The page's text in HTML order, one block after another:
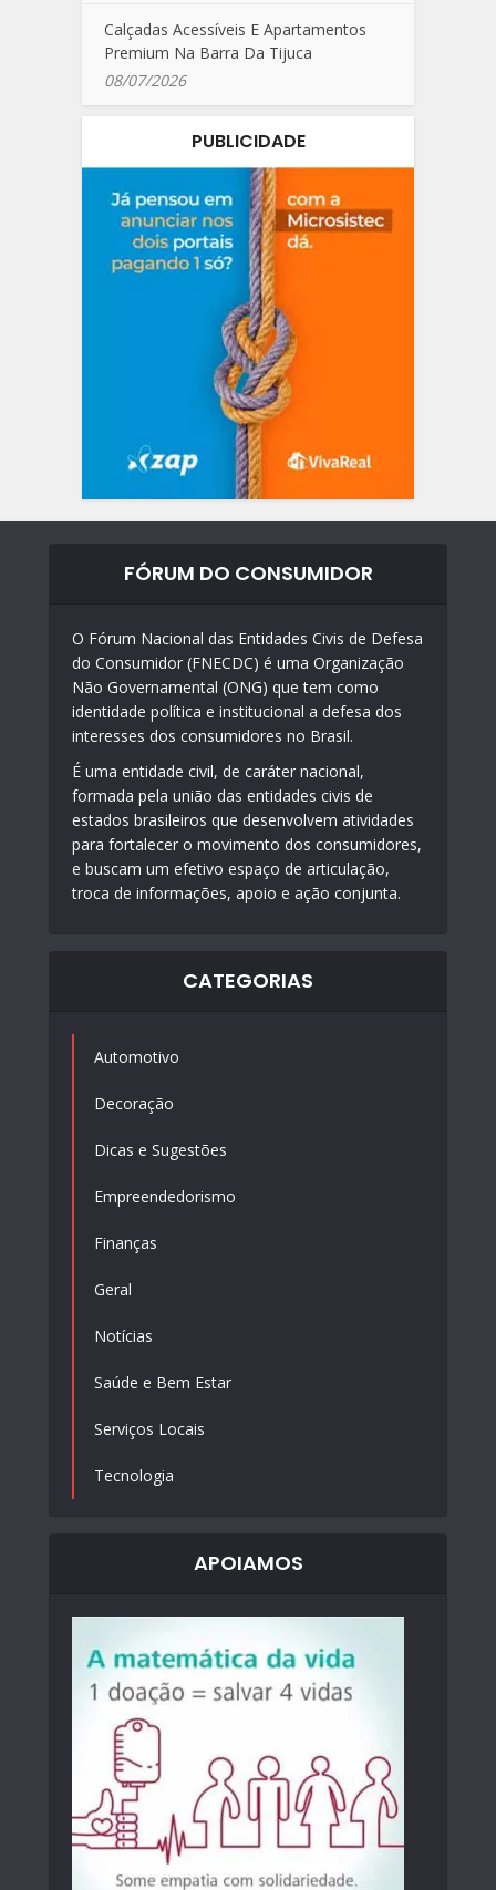
Calçadas Acessíveis E Apartamentos
Premium Na Barra Da Tijuca
08/07/2026
PUBLICIDADE
FÓRUM DO CONSUMIDOR
O Fórum Nacional das Entidades Civis de Defesa
do Consumidor (FNECDC) é uma Organização
Não Governamental (ONG) que tem como
identidade política e institucional a defesa dos
interesses dos consumidores no Brasil.
É uma entidade civil, de caráter nacional,
formada pela união das entidades civis de
estados brasileiros que desenvolvem atividades
para fortalecer o movimento dos consumidores,
e buscam um efetivo espaço de articulação,
troca de informações, apoio e ação conjunta.
CATEGORIAS
Automotivo
Decoração
Dicas e Sugestões
Empreendedorismo
Finanças
Geral
Notícias
Saúde e Bem Estar
Serviços Locais
Tecnologia
APOIAMOS